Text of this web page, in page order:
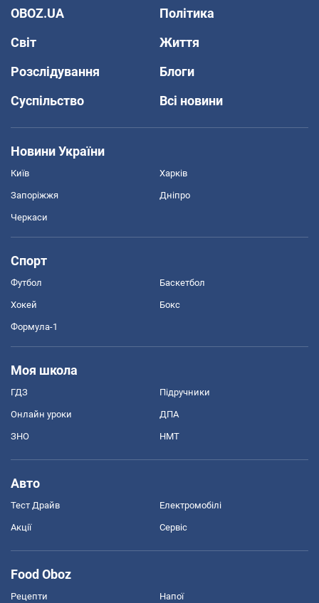
OBOZ.UA
Політика
Світ
Життя
Розслідування
Блоги
Суспільство
Всі новини
Новини України
Київ Харків
Запоріжжя Дніпро
Черкаси
Спорт
Футбол Баскетбол
Хокей Бокс
Формула-1
Моя школа
ГДЗ Підручники
Онлайн уроки ДПА
ЗНО НМТ
Авто
Тест Драйв Електромобілі
Акції Сервіс
Food Oboz
Рецепти Напої